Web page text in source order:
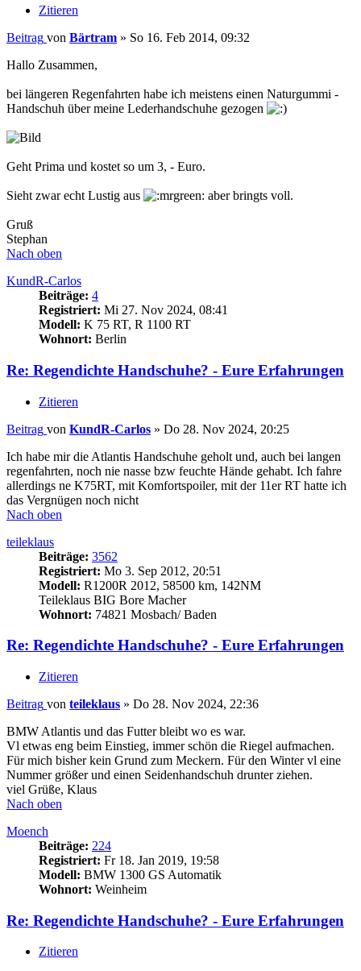
Zitieren
Beitrag von Bärtram » So 16. Feb 2014, 09:32
Hallo Zusammen,
bei längeren Regenfahrten habe ich meistens einen Naturgummi -
Handschuh über meine Lederhandschuhe gezogen
Geht Prima und kostet so um 3, - Euro.
Sieht zwar echt Lustig aus aber bringts voll.
Gruß
Stephan
Nach oben
KundR-Carlos
Beiträge: 4
Registriert: Mi 27. Nov 2024, 08:41
Modell: K 75 RT, R 1100 RT
Wohnort: Berlin
Re: Regendichte Handschuhe? - Eure Erfahrungen
Zitieren
Beitrag von KundR-Carlos » Do 28. Nov 2024, 20:25
Ich habe mir die Atlantis Handschuhe geholt und, auch bei langen
regenfahrten, noch nie nasse bzw feuchte Hände gehabt. Ich fahre
allerdings ne K75RT, mit Komfortspoiler, mit der 11er RT hatte ich
das Vergnügen noch nicht
Nach oben
teileklaus
Beiträge: 3562
Registriert: Mo 3. Sep 2012, 20:51
Modell: R1200R 2012, 58500 km, 142NM
Teileklaus BIG Bore Macher
Wohnort: 74821 Mosbach/ Baden
Re: Regendichte Handschuhe? - Eure Erfahrungen
Zitieren
Beitrag von teileklaus » Do 28. Nov 2024, 22:36
BMW Atlantis und das Futter bleibt wo es war.
Vl etwas eng beim Einstieg, immer schön die Riegel aufmachen.
Für mich bisher kein Grund zum Meckern. Für den Winter vl eine
Nummer größer und einen Seidenhandschuh drunter ziehen.
viel Grüße, Klaus
Nach oben
Moench
Beiträge: 224
Registriert: Fr 18. Jan 2019, 19:58
Modell: BMW 1300 GS Automatik
Wohnort: Weinheim
Re: Regendichte Handschuhe? - Eure Erfahrungen
Zitieren